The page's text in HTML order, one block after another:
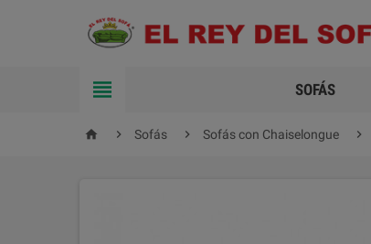
 SOFÁS
  Sofás  Sofás con Chaiselongue 